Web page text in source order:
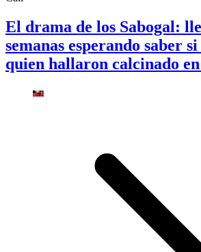
El drama de los Sabogal:
semanas esperando saber
quien hallaron calcinado